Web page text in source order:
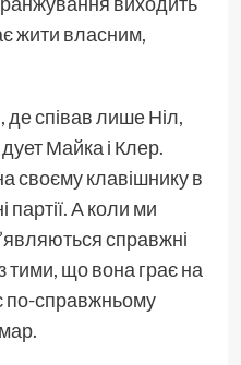
жити власним,
де співав лише Ніл,
Майка і Клер.
своєму клавішнику в
партії. А коли ми
справжні
тими, що вона грає на
по-справжньому